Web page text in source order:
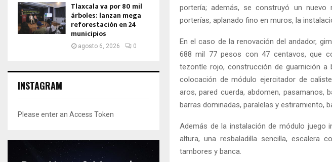
portería; además, se construyó un
porterías, aplanado fino en muros, la
En el caso de la renovación del andador,
688 mil 77 pesos con 47 centavos, que
tezontle rojo, construcción de guarnición
colocación de módulo ejercitador de
aros, pared cuerda, abdomen, pasamanos,
barras dominadas, paralelas y estiramiento,
Además de la instalación de módulo juego
altura, una resbaladilla sencilla, escalera
tambores y banca.
Tlaxcala va por 80 mil
árboles: lanzan mega
reforestación en 24
municipios
agosto 6, 2026 0
INSTAGRAM
Please enter an Access Token